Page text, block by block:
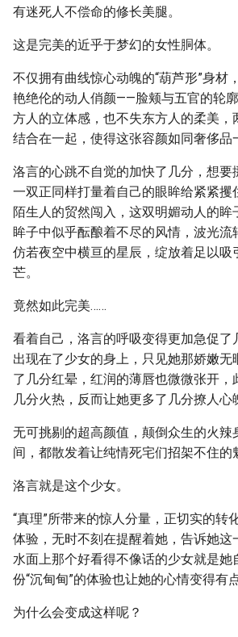
有迷死人不偿命的修长美腿。
这是完美的近乎于梦幻的女性胴体。
不仅拥有曲线惊心动魄的“葫芦形”身材
艳绝伦的动人俏颜——脸颊与五官的轮
方人的立体感，也不失东方人的柔美，
结合在一起，使得这张容颜如同奢侈品
洛言的心跳不自觉的加快了几分，想要
一双正同样打量着自己的眼眸给紧紧攫
陌生人的贸然闯入，这双明媚动人的眸
眸子中似乎酝酿着不尽的风情，波光流
仿若夜空中横亘的星辰，绽放着足以吸
芒。
竟然如此完美……
看着自己，洛言的呼吸变得更加急促了
出现在了少女的身上，只见她那娇嫩无
了几分红晕，红润的薄唇也微微张开，
几分火热，反而让她更多了几分撩人心
无可挑剔的超高颜值，颠倒众生的火辣
间，都散发着让纯情死宅们招架不住的
洛言就是这个少女。
“真理”所带来的惊人分量，正切实的转
体验，无时不刻在提醒着她，告诉她这
水面上那个好看得不像话的少女就是她
份“沉甸甸”的体验也让她的心情变得有点
为什么会变成这样呢？